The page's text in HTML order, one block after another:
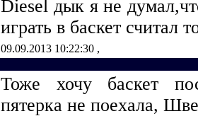
Diеsеl дык я не
играть в баскет считал
09.09.2013 10:22:30 ,
Тоже хочу баскет
пятерка не поехала,